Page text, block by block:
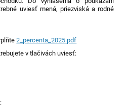
uviesť mená, priezviská a rodné
2_percenta_2025.pdf
v tlačivách uviesť: